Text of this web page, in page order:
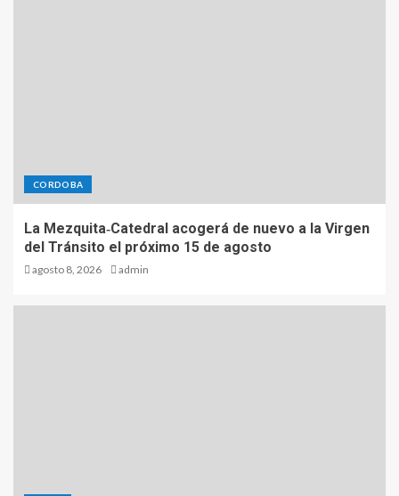
CORDOBA
La Mezquita‑Catedral acogerá de nuevo a la Virgen
del Tránsito el próximo 15 de agosto
agosto 8, 2026 admin